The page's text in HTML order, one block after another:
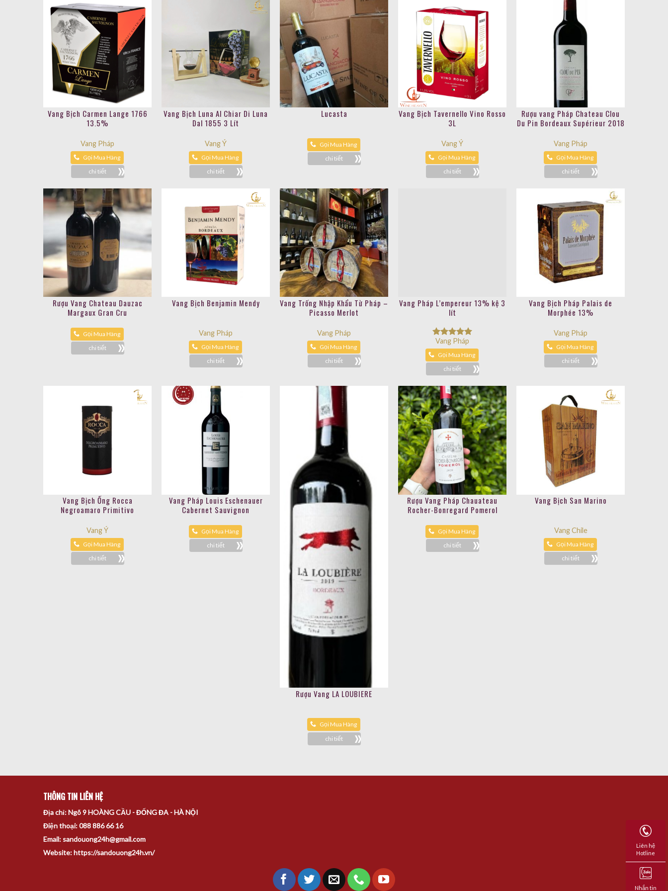
Vang Bịch Carmen Lange 1766
13.5%
Vang Pháp
Gọi Mua Hàng
chi tiết
Vang Bịch Luna Al Chiar Di Luna
Dal 1855 3 Lít
Vang Ý
Gọi Mua Hàng
chi tiết
Lucasta
Gọi Mua Hàng
chi tiết
Vang Bịch Tavernello Vino Rosso
3L
Vang Ý
Gọi Mua Hàng
chi tiết
Rượu vang Pháp Chateau Clou
Du Pin Bordeaux Supérieur 2018
Vang Pháp
Gọi Mua Hàng
chi tiết
Rượu Vang Chateau Dauzac
Margaux Gran Cru
Gọi Mua Hàng
chi tiết
Vang Bịch Benjamin Mendy
Vang Pháp
Gọi Mua Hàng
chi tiết
Vang Trống Nhập Khẩu Từ Pháp –
Picasso Merlot
Vang Pháp
Gọi Mua Hàng
chi tiết
Vang Bịch Pháp Palais de
Morphée 13%
Vang Pháp
Gọi Mua Hàng
chi tiết
Negroamaro Primitivo
Gọi Mua Hàng
chi tiết
Vang Pháp Louis Eschenauer
Cabernet Sauvignon
Gọi Mua Hàng
chi tiết
Rượu Vang LA LOUBIERE
Gọi Mua Hàng
chi tiết
Rượu Vang Pháp Chauateau
Rocher-Bonregard Pomerol
2020
Gọi Mua Hàng
chi tiết
Gọi Mua Hàng
chi tiết
THÔNG TIN LIÊN HỆ
Địa chỉ: Ngõ 9 HOÀNG CẦU - ĐỐNG ĐA - HÀ NỘI
Điện thoại: 088 886 66 16
Email: sandouong24h@gmail.com
Website: https://sandouong24h.vn/
Liên hệ
Hotline
Nhắn tin